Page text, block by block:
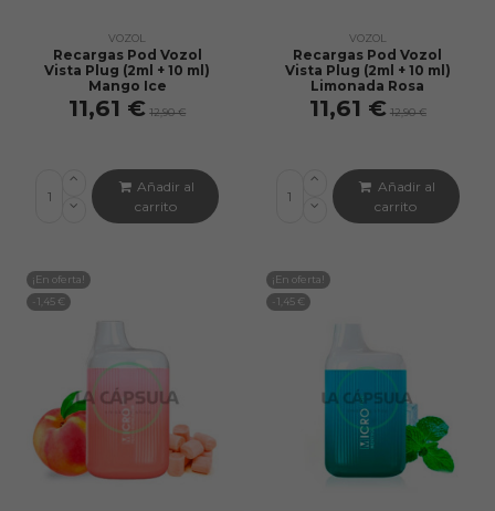
VOZOL
Recargas Pod Vozol
Vista Plug (2ml + 10 ml)
Mango Ice
11,61 € 12,90 €
Añadir al
carrito
VOZOL
Recargas Pod Vozol
Vista Plug (2ml + 10 ml)
Limonada Rosa
11,61 € 12,90 €
Añadir al
carrito
¡En oferta!
-1,45 €
¡En oferta!
-1,45 €